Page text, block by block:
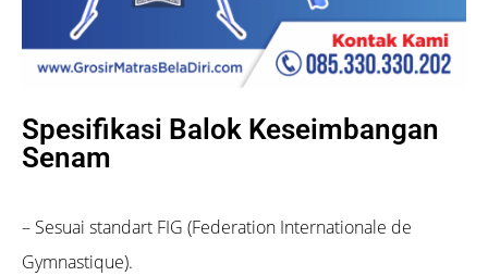
Spesifikasi Balok Keseimbangan
Senam
– Sesuai standart FIG (Federation Internationale de
Gymnastique).